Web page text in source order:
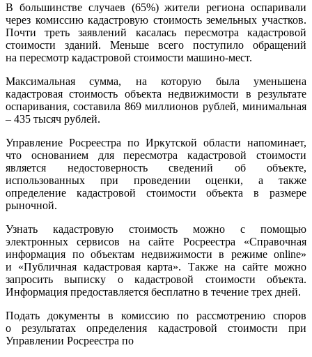
В большинстве случаев (65%) жители региона оспаривали
через комиссию кадастровую стоимость земельных участков.
Почти треть заявлений касалась пересмотра кадастровой
стоимости зданий. Меньше всего поступило обращений
на пересмотр кадастровой стоимости машино-мест.
Максимальная сумма, на которую была уменьшена
кадастровая стоимость объекта недвижимости в результате
оспаривания, составила 869 миллионов рублей, минимальная
– 435 тысяч рублей.
Управление Росреестра по Иркутской области напоминает,
что основанием для пересмотра кадастровой стоимости
является недостоверность сведений об объекте,
использованных при проведении оценки, а также
определение кадастровой стоимости объекта в размере
рыночной.
Узнать кадастровую стоимость можно с помощью
электронных сервисов на сайте Росреестра «Справочная
информация по объектам недвижимости в режиме online»
и «Публичная кадастровая карта». Также на сайте можно
запросить выписку о кадастровой стоимости объекта.
Информация предоставляется бесплатно в течение трех дней.
Подать документы в комиссию по рассмотрению споров
о результатах определения кадастровой стоимости при
Управлении Росреестра по